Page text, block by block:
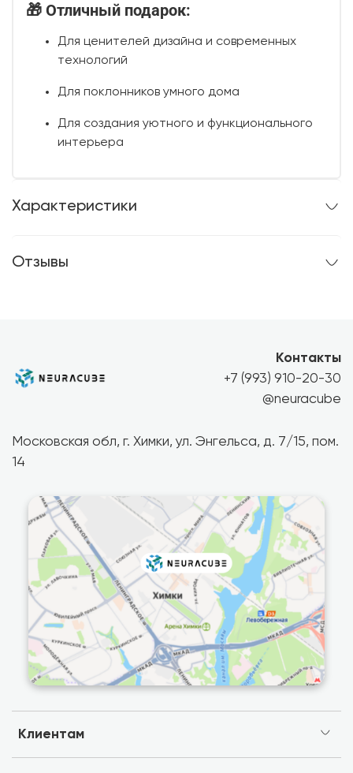
🎁 Отличный подарок:
Для ценителей дизайна и современных
технологий
Для поклонников умного дома
Для создания уютного и функционального
интерьера
Характеристики
Отзывы
Контакты
+7 (993) 910-20-30
@neuracube
Клиентам
Московская обл, г. Химки, ул. Энгельса, д. 7/15, пом.
14